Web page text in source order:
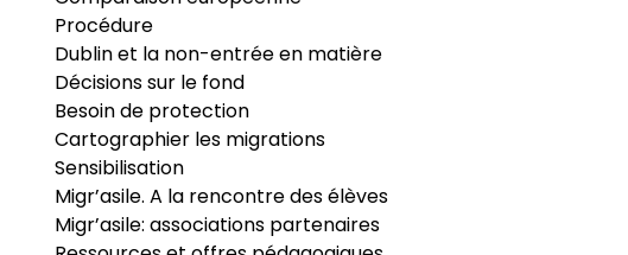
Procédure
Dublin et la non-entrée en matière
Décisions sur le fond
Besoin de protection
Cartographier les migrations
Sensibilisation
Migr’asile. A la rencontre des élèves
Migr’asile: associations partenaires